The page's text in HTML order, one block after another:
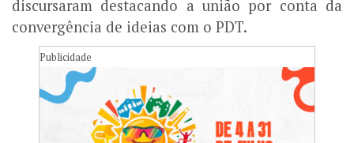
discursaram destacando a união por conta da
convergência de ideias com o PDT.
Publicidade